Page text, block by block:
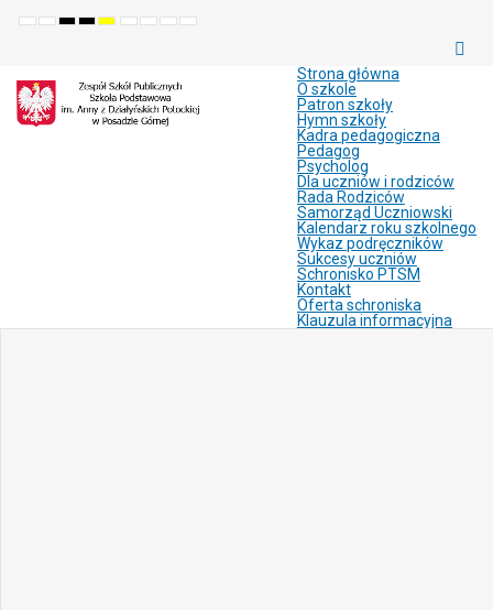
Default
NightHigh
mode
High
mode
High
mode
SetSetMake
Set
Strona główna
O szkole
Patron szkoły
Hymn szkoły
Kadra pedagogiczna
Pedagog
Psycholog
Dla uczniów i rodziców
Rada Rodziców
Samorząd Uczniowski
Kalendarz roku szkolnego
Wykaz podręczników
Sukcesy uczniów
Schronisko PTSM
Kontakt
Oferta schroniska
Klauzula informacyjna